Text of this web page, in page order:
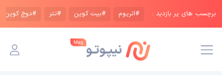
برچسب های پر بازدید : #اتریوم #بیت کوین #تتر #دوج کوین